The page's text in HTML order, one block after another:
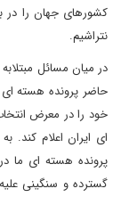
کشورهای جهان را در
نتراشیم.
در میان مسائل
حاضر پرونده هسته ای
خود را در معرض
ای ایران اعلام
پرونده هسته ای ما